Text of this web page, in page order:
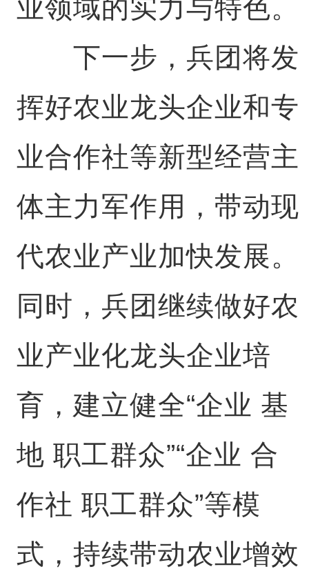
业领域的实力与特色。
下一步，兵团将发
挥好农业龙头企业和专
业合作社等新型经营主
体主力军作用，带动现
代农业产业加快发展。
同时，兵团继续做好农
业产业化龙头企业培
育，建立健全“企业 基
地 职工群众”“企业 合
作社 职工群众”等模
式，持续带动农业增效